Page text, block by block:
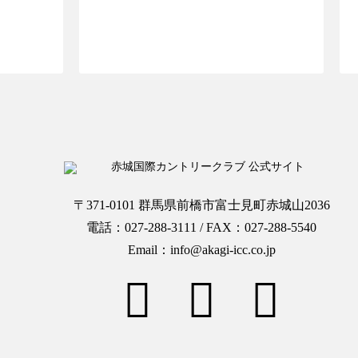
〒371-0101 群馬県前橋市富士見町赤城山2036
電話：027-288-3111 / FAX：027-288-5540
Email：info@akagi-icc.co.jp